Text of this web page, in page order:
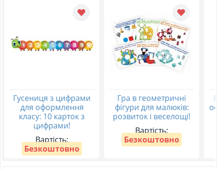
Гусениця з цифрами
для оформлення
класу: 10 карток з
цифрами!
Вартість:
Безкоштовно
Гра в геометричні
фігури для малюків:
розвиток і веселощі!
Вартість:
Безкоштовно